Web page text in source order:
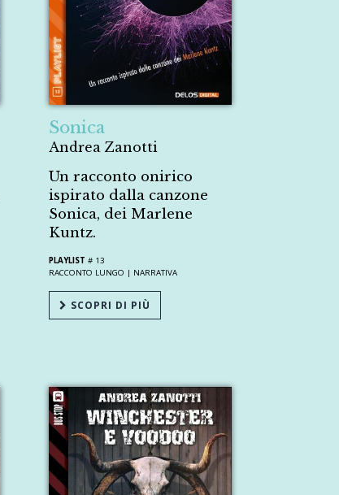
Sonica
Andrea Zanotti
Un racconto onirico
ispirato dalla canzone
Sonica, dei Marlene
Kuntz.
PLAYLIST # 13
RACCONTO LUNGO | NARRATIVA
SCOPRI DI PIÙ